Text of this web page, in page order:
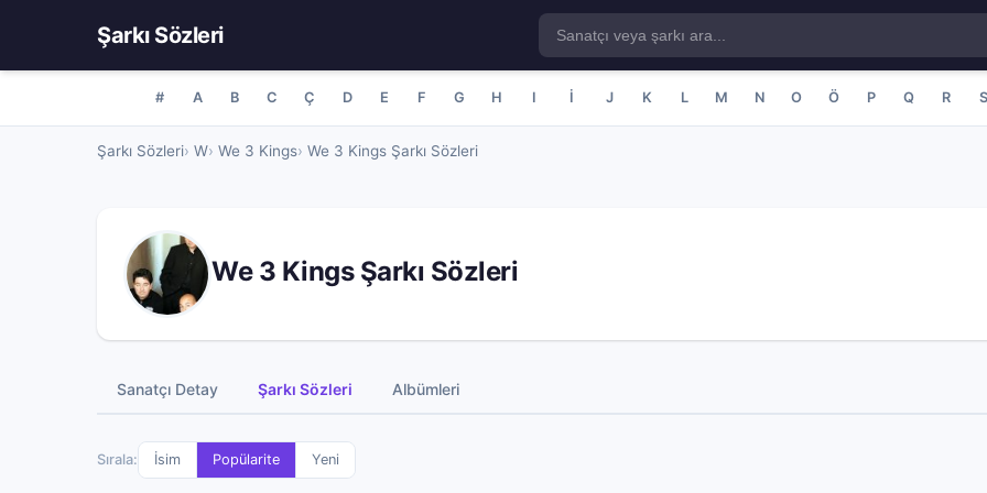
Şarkı Sözleri
# A B C Ç D E F G H I İ J K L M N O Ö P Q R S
Şarkı Sözleri W We 3 Kings We 3 Kings Şarkı Sözleri
We 3 Kings Şarkı Sözleri
Sanatçı Detay Şarkı Sözleri Albümleri
Sırala: İsim Popülarite Yeni